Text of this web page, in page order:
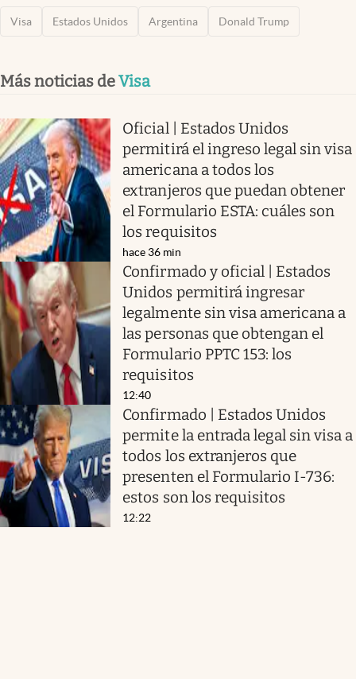
Visa Estados Unidos Argentina Donald Trump
Más noticias deVisa
Oficial | Estados Unidos
permitirá el ingreso legal sin visa
americana a todos los
extranjeros que puedan obtener
el Formulario ESTA: cuáles son
los requisitos
hace 36 min
Confirmado y oficial | Estados
Unidos permitirá ingresar
legalmente sin visa americana a
las personas que obtengan el
Formulario PPTC 153: los
requisitos
12:40
Confirmado | Estados Unidos
permite la entrada legal sin visa a
todos los extranjeros que
presenten el Formulario I-736:
estos son los requisitos
12:22